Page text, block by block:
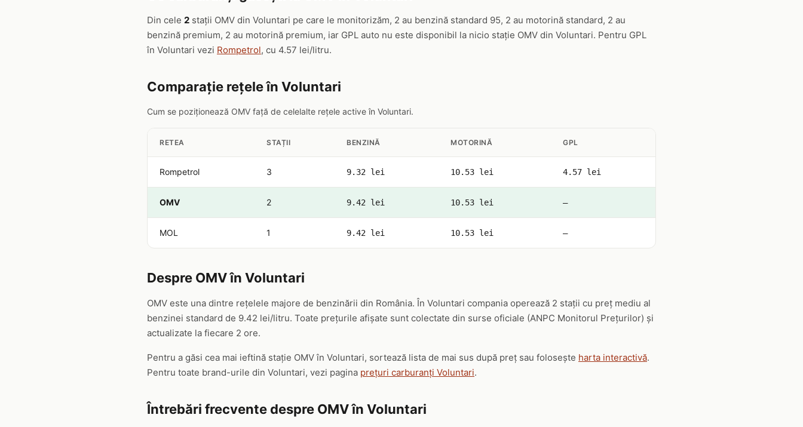
Din cele 2 stații OMV din Voluntari pe care le monitorizăm, 2 au benzină standard 95, 2 au motorină standard, 2 au
benzină premium, 2 au motorină premium, iar GPL auto nu este disponibil la nicio stație OMV din Voluntari. Pentru GPL
în Voluntari vezi Rompetrol, cu 4.57 lei/litru.
Comparație rețele în Voluntari
Cum se poziționează OMV față de celelalte rețele active în Voluntari.
RETEA STAȚII BENZINĂ MOTORINĂ GPL
Rompetrol 3 9.32 lei 10.53 lei 4.57 lei
OMV 2 9.42 lei 10.53 lei —
MOL 1 9.42 lei 10.53 lei —
Despre OMV în Voluntari
OMV este una dintre rețelele majore de benzinării din România. În Voluntari compania operează 2 stații cu preț mediu al
benzinei standard de 9.42 lei/litru. Toate prețurile afișate sunt colectate din surse oficiale (ANPC Monitorul Prețurilor) și
actualizate la fiecare 2 ore.
Pentru a găsi cea mai ieftină stație OMV în Voluntari, sortează lista de mai sus după preț sau folosește harta interactivă.
Pentru toate brand-urile din Voluntari, vezi pagina prețuri carburanți Voluntari.
Întrebări frecvente despre OMV în Voluntari